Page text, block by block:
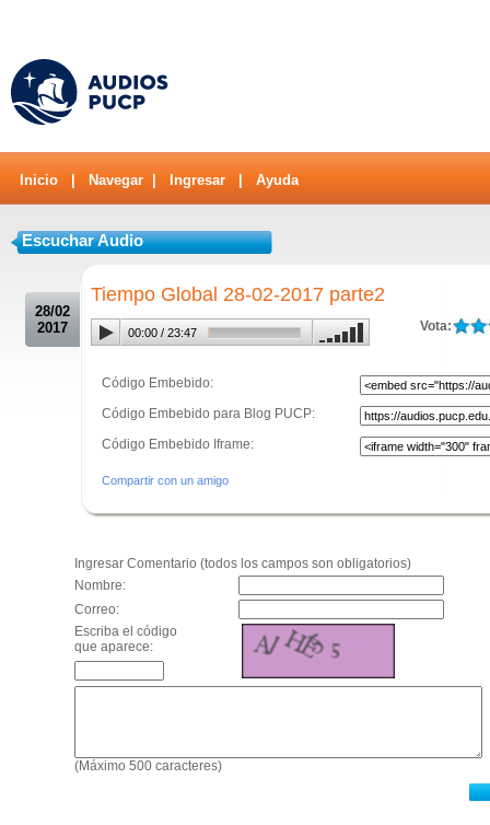
Inicio Navegar Ingresar Ayuda
Escuchar Audio
28/02
2017
Tiempo Global 28-02-2017 parte2
Vota:
00:00 / 23:47
Código Embebido:
Código Embebido para Blog PUCP:
Código Embebido Iframe:
Compartir con un amigo
Ingresar Comentario (todos los campos son obligatorios)
Nombre:
Correo:
Escriba el código
que aparece:
(Máximo 500 caracteres)